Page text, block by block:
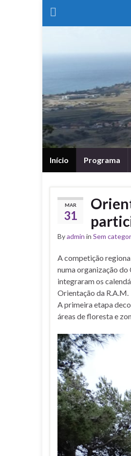
Início Programa
MAR
31
Byadmin in Sem
A competição
numa organização
integraram os
Orientação da R.A.M.
A primeira etapa
áreas de floresta e